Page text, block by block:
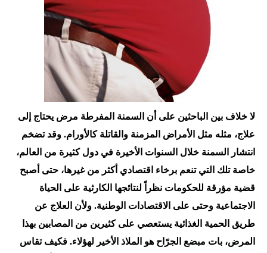
لا خلاف بين الباحثين على أن السمنة المفرطة مرض يحتاج إلى
علاج، مثله مثل الأمراض المزمنة والقاتلة كالأورام. وقد تضخم
انتشار السمنة خلال السنوات الأخيرة في دول كثيرة من العالم،
خاصة تلك التي تنعم برخاء اقتصادي أكثر من غيرها، حتى أصبح
قضية مؤرقة للحكومات نظراً لنتائجها الكارثية على الحياة
الاجتماعية وحتى على الاقتصادات الوطنية. ولأن العلاج عن
طريق الحمية الغذائية يستعصي على كثيرين من المصابين بهذا
المرض، بات مبضع الجرّاح هو الملاذ الأخير لهؤلاء. فكيف تقاس